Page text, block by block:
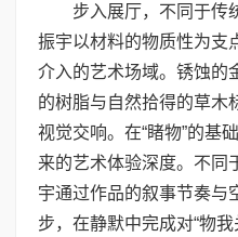
步入展厅，不同于传
振宇以材料的物质性为支
介入的艺术场域。锈蚀的
的树脂与自然拾得的草木
视觉交响。在“睹物”的基
来的艺术体验深度。不同
宇通过作品的叙事节奏与
步，在静默中完成对“物我